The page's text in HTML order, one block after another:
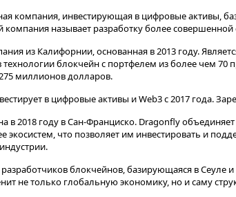
компания, инвестирующая в цифровые активы,
компания называет разработку более
из Калифорнии, основанная в 2013 году.
блокчейн с портфелем из более чем 70
миллионов долларов.
в цифровые активы и Web3 c 2017 года.
в 2018 году в Сан-Франциско. Dragonfly
экосистем, что позволяет им инвестировать и
блокчейнов, базирующаяся в Сеуле
не только глобальную экономику, но и саму